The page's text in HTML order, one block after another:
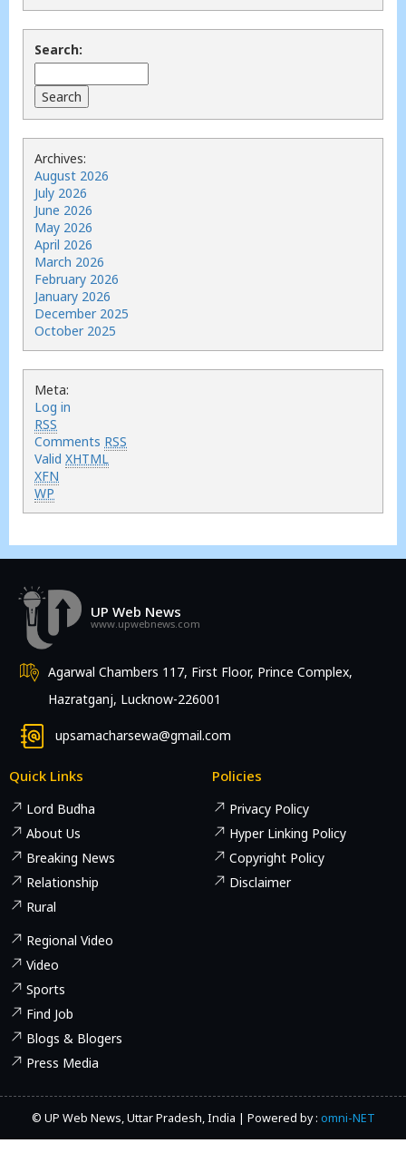
Search:
Archives:
August 2026
July 2026
June 2026
May 2026
April 2026
March 2026
February 2026
January 2026
December 2025
October 2025
Meta:
Log in
RSS
Comments RSS
Valid XHTML
XFN
WP
UP Web News
www.upwebnews.com
Agarwal Chambers 117, First Floor, Prince Complex,
Hazratganj, Lucknow-226001
upsamacharsewa@gmail.com
Quick Links
Lord Budha
About Us
Breaking News
Relationship
Rural
Regional Video
Video
Sports
Find Job
Blogs & Blogers
Press Media
Policies
Privacy Policy
Hyper Linking Policy
Copyright Policy
Disclaimer
© UP Web News, Uttar Pradesh, India | Powered by : omni-NET